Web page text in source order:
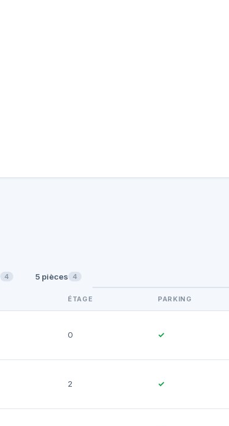
4 5 pièces 4
ÉTAGE PARKING
0 ✓
2 ✓